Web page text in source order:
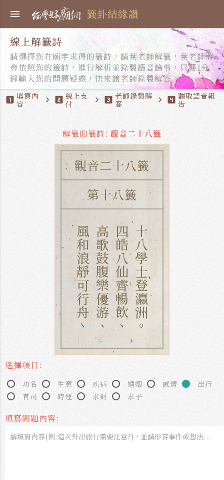
籤卦結緣讚
menu
線上解籤詩
請選擇您在廟宇求得的籤詩，請葉老師解籤，葉老師將
會依照您的籤詩，進行解析並錄製語音論事，只要1分
鐘輸入您的問題疑惑，快來讓老師錄製解答。
looks_one 填寫內
容
chevron_right looks_two 線上支
付
chevron_right looks_3 老師錄製解
答
chevron_right looks_4 聽取語音報
告
解籤的籤詩: 觀音二十八籤
觀音二十八籤
第十八籤
風和浪靜可行舟、高歌鼓腹樂優游、四皓八仙齊暢飲、十八學士登瀛洲。
選擇項目:
功名 生意 疾病 婚姻 感情
出行
官司
時運 求財 求子
填寫問題內容: